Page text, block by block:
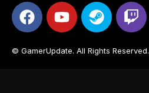
© GamerUpdate. All Rights Reserved.